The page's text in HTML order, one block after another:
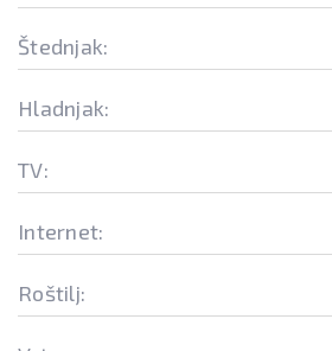
Štednjak:
Hladnjak:
TV:
Internet:
Roštilj: